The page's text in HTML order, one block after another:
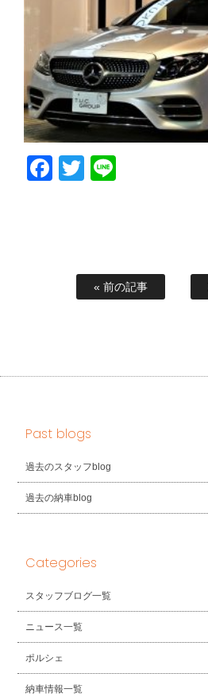
Facebook
Twitter
« 前の記事
Past blogs
過去のスタッフblog
過去の納車blog
Categories
スタッフブログ一覧
ニュース一覧
ポルシェ
納車情報一覧